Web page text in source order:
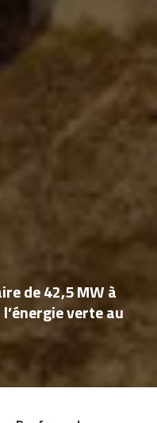
de 42,5 MW à
verte au